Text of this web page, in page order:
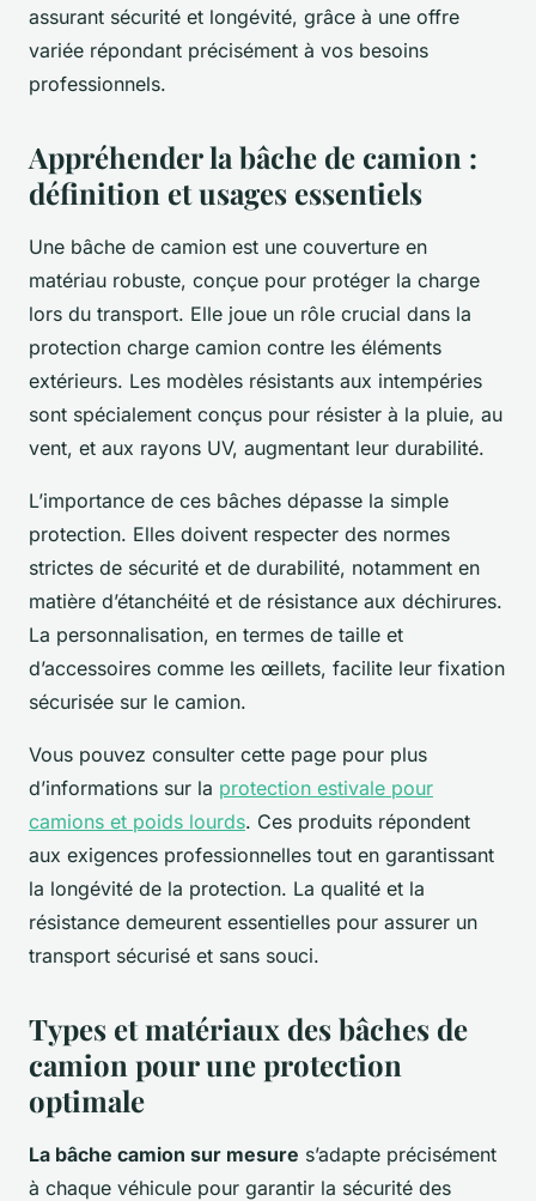
assurant sécurité et longévité, grâce à une offre
variée répondant précisément à vos besoins
professionnels.
Appréhender la bâche de camion :
définition et usages essentiels
Une bâche de camion est une couverture en
matériau robuste, conçue pour protéger la charge
lors du transport. Elle joue un rôle crucial dans la
protection charge camion contre les éléments
extérieurs. Les modèles résistants aux intempéries
sont spécialement conçus pour résister à la pluie, au
vent, et aux rayons UV, augmentant leur durabilité.
L’importance de ces bâches dépasse la simple
protection. Elles doivent respecter des normes
strictes de sécurité et de durabilité, notamment en
matière d’étanchéité et de résistance aux déchirures.
La personnalisation, en termes de taille et
d’accessoires comme les œillets, facilite leur fixation
sécurisée sur le camion.
Vous pouvez consulter cette page pour plus
d’informations sur la protection estivale pour
camions et poids lourds. Ces produits répondent
aux exigences professionnelles tout en garantissant
la longévité de la protection. La qualité et la
résistance demeurent essentielles pour assurer un
transport sécurisé et sans souci.
Types et matériaux des bâches de
camion pour une protection
optimale
La bâche camion sur mesure s’adapte précisément
à chaque véhicule pour garantir la sécurité des